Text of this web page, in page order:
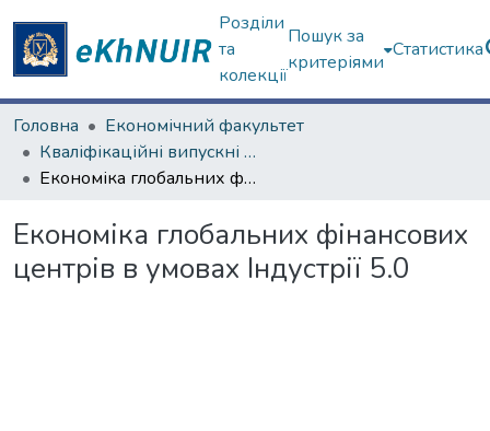
Розділи
та
колекції
Пошук за
критеріями
Статистика
Головна
Економічний факультет
Кваліфікаційні випускні роботи магістрів. Економічний факультет
Економіка глобальних фінансових центрів в умовах Індустрії 5.0
Економіка глобальних фінансових
центрів в умовах Індустрії 5.0